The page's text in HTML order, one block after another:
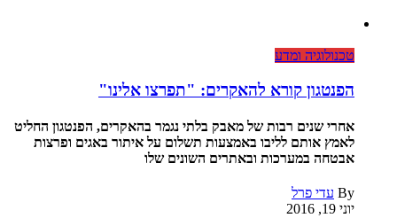
טכנולוגיה ומדע
הפנטגון קורא להאקרים: "תפרצו אלינו"
אחרי שנים רבות של מאבק בלתי נגמר בהאקרים, הפנטגון החליט
לאמץ אותם לליבו באמצעות תשלום על איתור באגים ופרצות
אבטחה במערכות ובאתרים השונים שלו
By עדי פרל
יוני 19, 2016